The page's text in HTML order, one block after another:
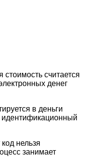
считается
денег
в деньги
идентификационный
нельзя
занимает